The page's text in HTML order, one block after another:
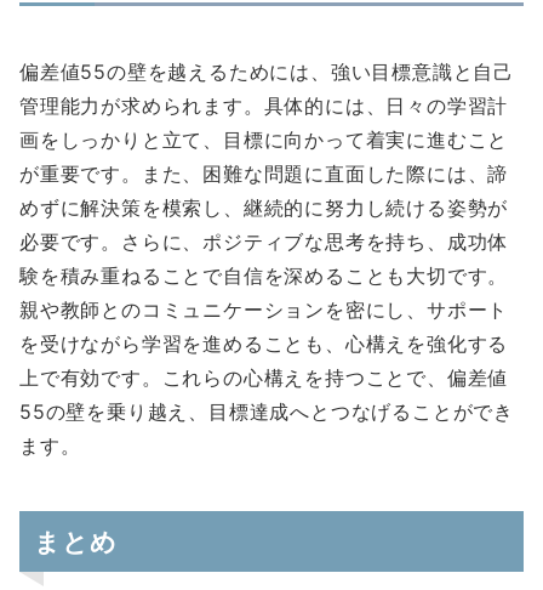
偏差値55の壁を越えるためには、強い目標意識と自己
管理能力が求められます。具体的には、日々の学習計
画をしっかりと立て、目標に向かって着実に進むこと
が重要です。また、困難な問題に直面した際には、諦
めずに解決策を模索し、継続的に努力し続ける姿勢が
必要です。さらに、ポジティブな思考を持ち、成功体
験を積み重ねることで自信を深めることも大切です。
親や教師とのコミュニケーションを密にし、サポート
を受けながら学習を進めることも、心構えを強化する
上で有効です。これらの心構えを持つことで、偏差値
55の壁を乗り越え、目標達成へとつなげることができ
ます。
まとめ